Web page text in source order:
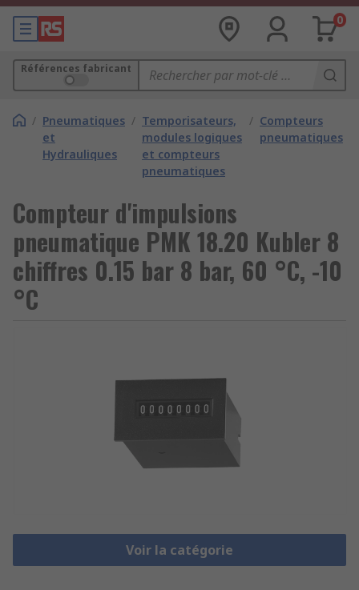
0
Références fabricant
/ Pneumatiques
et
Hydrauliques
/ Temporisateurs,
modules logiques
et compteurs
pneumatiques
/ Compteurs
pneumatiques
Compteur d'impulsions
pneumatique PMK 18.20 Kubler 8
chiffres 0.15 bar 8 bar, 60 °C, -10
°C
Voir la catégorie